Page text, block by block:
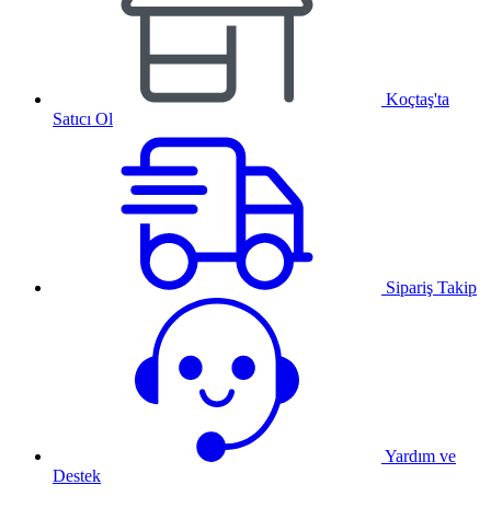
Koçtaş'ta
Satıcı Ol
Sipariş Takip
Yardım ve
Destek